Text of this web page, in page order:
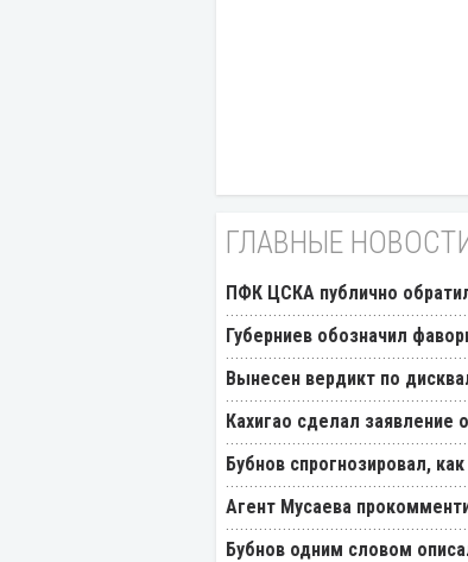
ГЛАВНЫЕ
ПФК ЦСКА публично
Губерниев обозначил
Вынесен вердикт по
Кахигао сделал
Бубнов спрогнозировал,
Агент Мусаева
Бубнов одним словом